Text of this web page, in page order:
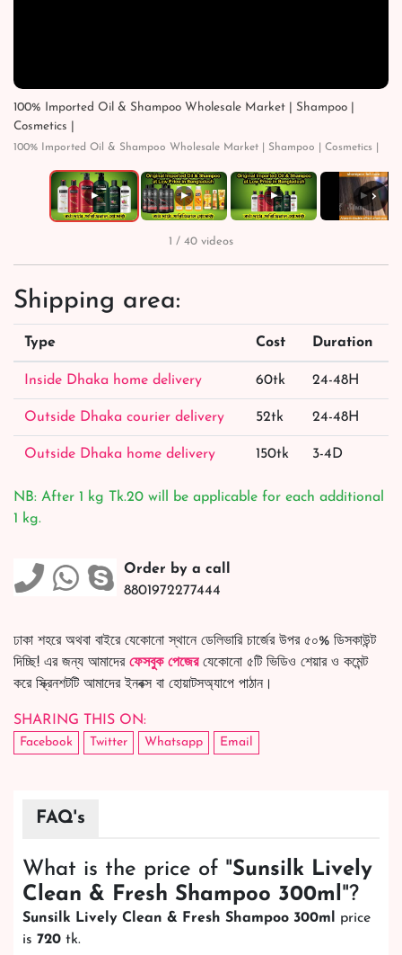
100% Imported Oil & Shampoo Wholesale Market | Shampoo |
Cosmetics |
100% Imported Oil & Shampoo Wholesale Market | Shampoo | Cosmetics |
▶ ▶ ▶ ▶ ›
1 / 40 videos
Shipping area:
Type Cost Duration
Inside Dhaka home delivery 60tk 24-48H
Outside Dhaka courier delivery 52tk 24-48H
Outside Dhaka home delivery 150tk 3-4D
NB: After 1 kg Tk.20 will be applicable for each additional
1 kg.
Order by a call
8801972277444
ঢাকা শহরে অথবা বাইরে যেকোনো স্থানে ডেলিভারি চার্জের উপর ৫০% ডিসকাউন্ট
দিচ্ছি! এর জন্য আমাদের ফেসবুক পেজেরযেকোনো ৫টি ভিডিও শেয়ার ও কমেন্ট
করে স্ক্রিনশটটি আমাদের ইনবক্স বা হোয়াটসঅ্যাপে পাঠান।
SHARING THIS ON:
Facebook Twitter Whatsapp Email
FAQ's
What is the price of "Sunsilk Lively
Clean & Fresh Shampoo 300ml "?
Sunsilk Lively Clean & Fresh Shampoo 300ml
price
is 720 tk.